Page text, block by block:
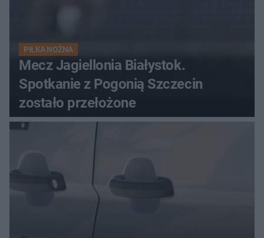
PIŁKA NOŻNA
Mecz Jagiellonia Białystok.
Spotkanie z Pogonią Szczecin
zostało przełożone